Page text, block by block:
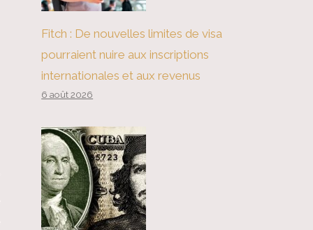
Fitch : De nouvelles limites de visa
pourraient nuire aux inscriptions
internationales et aux revenus
6 août 2026